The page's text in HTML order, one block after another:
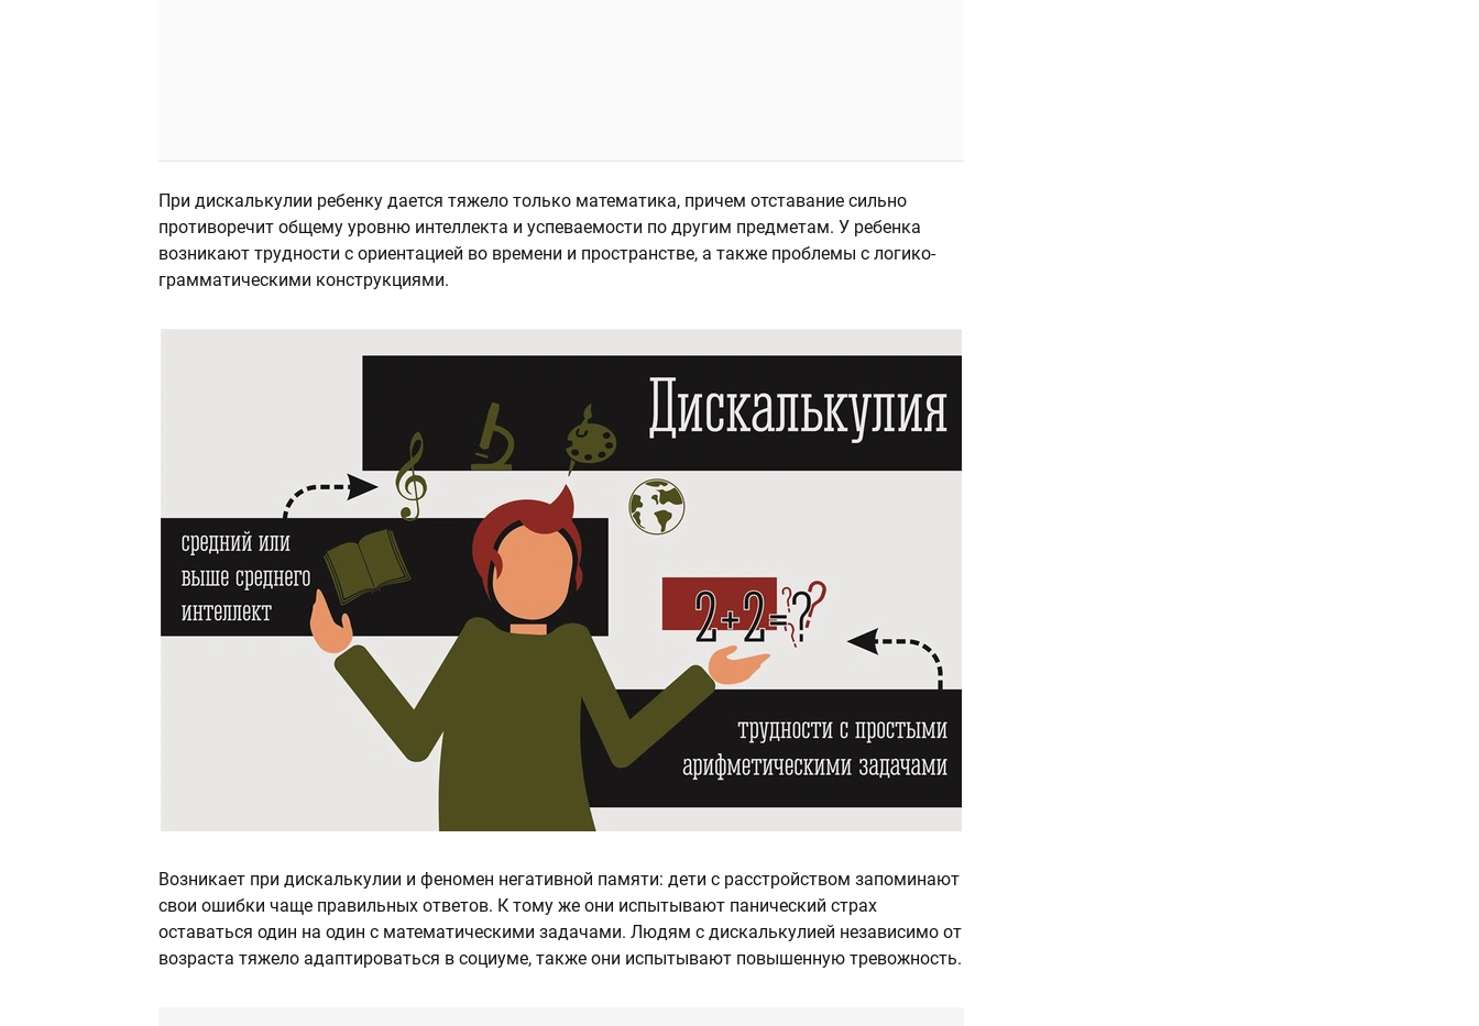
При дискалькулии ребенку дается тяжело только математика, причем отставание сильно
противоречит общему уровню интеллекта и успеваемости по другим предметам. У ребенка
возникают трудности с ориентацией во времени и пространстве, а также проблемы с логико-
грамматическими конструкциями.
Возникает при дискалькулии и феномен негативной памяти: дети с расстройством запоминают
свои ошибки чаще правильных ответов. К тому же они испытывают панический страх
оставаться один на один с математическими задачами. Людям с дискалькулией независимо от
возраста тяжело адаптироваться в социуме, также они испытывают повышенную тревожность.